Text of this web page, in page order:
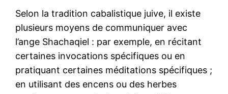
Selon la tradition cabalistique juive, il existe
plusieurs moyens de communiquer avec
l’ange Shachaqiel : par exemple, en récitant
certaines invocations spécifiques ou en
pratiquant certaines méditations spécifiques ;
en utilisant des encens ou des herbes